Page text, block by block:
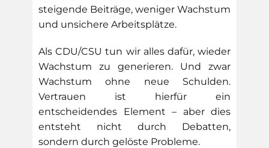
steigende Beiträge, weniger Wachstum
und unsichere Arbeitsplätze.
Als CDU/CSU tun wir alles dafür, wieder
Wachstum zu generieren. Und zwar
Wachstum ohne neue Schulden.
Vertrauen ist hierfür ein
entscheidendes Element – aber dies
entsteht nicht durch Debatten,
sondern durch gelöste Probleme.